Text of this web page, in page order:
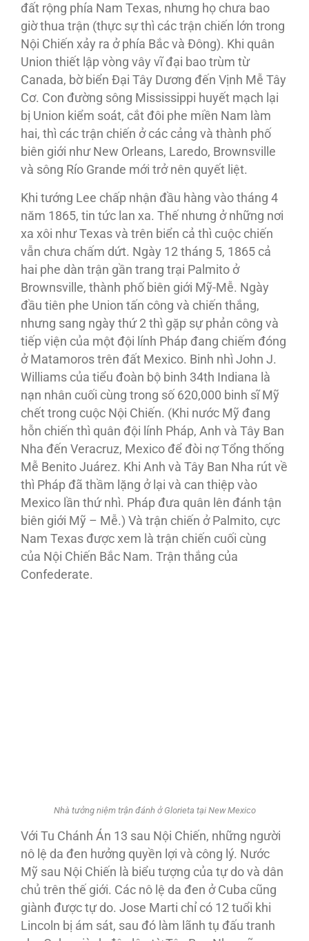
đất rộng phía Nam Texas, nhưng họ chưa bao
giờ thua trận (thực sự thì các trận chiến lớn trong
Nội Chiến xảy ra ở phía Bắc và Ðông). Khi quân
Union thiết lập vòng vây vĩ đại bao trùm từ
Canada, bờ biển Ðại Tây Dương đến Vịnh Mễ Tây
Cơ. Con đường sông Mississippi huyết mạch lại
bị Union kiểm soát, cắt đôi phe miền Nam làm
hai, thì các trận chiến ở các cảng và thành phố
biên giới như New Orleans, Laredo, Brownsville
và sông Río Grande mới trở nên quyết liệt.
Khi tướng Lee chấp nhận đầu hàng vào tháng 4
năm 1865, tin tức lan xa. Thế nhưng ở những nơi
xa xôi như Texas và trên biển cả thì cuộc chiến
vẫn chưa chấm dứt. Ngày 12 tháng 5, 1865 cả
hai phe dàn trận gần trang trại Palmito ở
Brownsville, thành phố biên giới Mỹ-Mễ. Ngày
đầu tiên phe Union tấn công và chiến thắng,
nhưng sang ngày thứ 2 thì gặp sự phản công và
tiếp viện của một đội lính Pháp đang chiếm đóng
ở Matamoros trên đất Mexico. Binh nhì John J.
Williams của tiểu đoàn bộ binh 34th Indiana là
nạn nhân cuối cùng trong số 620,000 binh sĩ Mỹ
chết trong cuộc Nội Chiến. (Khi nước Mỹ đang
hỗn chiến thì quân đội lính Pháp, Anh và Tây Ban
Nha đến Veracruz, Mexico để đòi nợ Tổng thống
Mễ Benito Juárez. Khi Anh và Tây Ban Nha rút về
thì Pháp đã thầm lặng ở lại và can thiệp vào
Mexico lần thứ nhì. Pháp đưa quân lên đánh tận
biên giới Mỹ – Mễ.) Và trận chiến ở Palmito, cực
Nam Texas được xem là trận chiến cuối cùng
của Nội Chiến Bắc Nam. Trận thắng của
Confederate.
Nhà tưởng niệm trận đánh ở Glorieta tại New Mexico
Với Tu Chánh Án 13 sau Nội Chiến, những người
nô lệ da đen hưởng quyền lợi và công lý. Nước
Mỹ sau Nội Chiến là biểu tượng của tự do và dân
chủ trên thế giới. Các nô lệ da đen ở Cuba cũng
giành được tự do. Jose Marti chỉ có 12 tuổi khi
Lincoln bị ám sát, sau đó làm lãnh tụ đấu tranh